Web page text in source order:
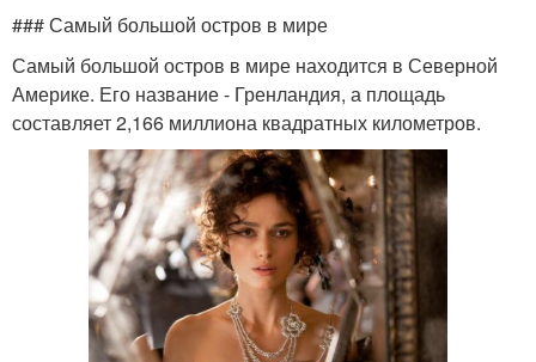
### Самый большой остров в мире
Самый большой остров в мире находится в Северной
Америке. Его название - Гренландия, а площадь
составляет 2,166 миллиона квадратных километров.